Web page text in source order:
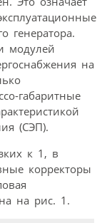
генератора.
модулей
на
габаритные
(СЭП).
к 1, в
корректоры
на рис. 1.